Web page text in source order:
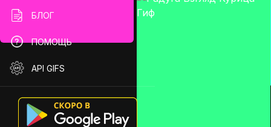
БЛОГ
ПОМОЩЬ
API GIFS